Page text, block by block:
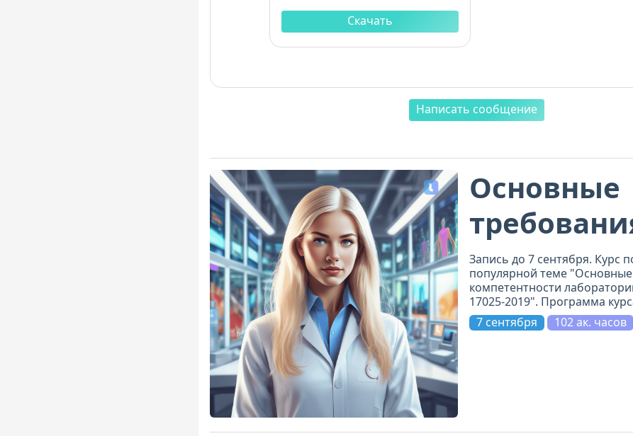
Скачать
Написать сообщение
Основные
Запись до 7 сентября. Курс
популярной теме
компетентности
17025-2019". Программа
проработана, включает 11
и на самом высоком уровне.
7 сентября 102 ак. часов